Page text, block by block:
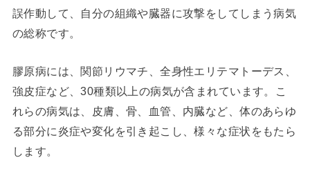
誤作動して、自分の組織や臓器に攻撃をしてしまう病気
の総称です。
膠原病には、関節リウマチ、全身性エリテマトーデス、
強皮症など、30種類以上の病気が含まれています。こ
れらの病気は、皮膚、骨、血管、内臓など、体のあらゆ
る部分に炎症や変化を引き起こし、様々な症状をもたら
します。